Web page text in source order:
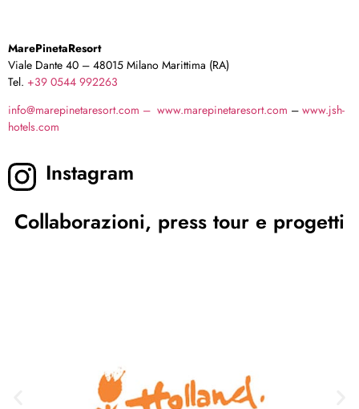
MarePinetaResort
Viale Dante 40 – 48015 Milano Marittima (RA)
Tel. +39 0544 992263
info@marepinetaresort.com – www.marepinetaresort.com – www.jsh-
hotels.com
Instagram
Collaborazioni, press tour e progetti